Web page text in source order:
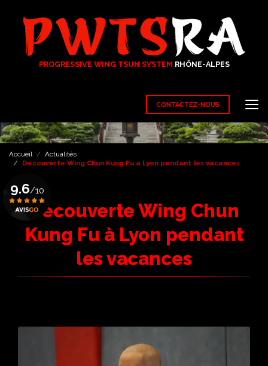
contenu
principal
PROGRESSIVE WING TSUN SYSTEM RHÔNE-ALPES
CONTACTEZ-NOUS
9.6/10
Voir le certificat
Accueil
Actualités
Découverte Wing Chun Kung Fu à Lyon pendant les vacances
Découverte Wing Chun
Kung Fu à Lyon pendant
les vacances